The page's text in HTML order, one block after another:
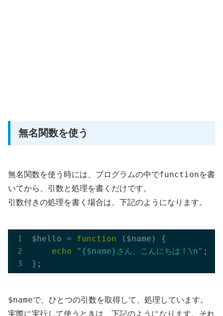
無名関数を使う
無名関数を使う時には、プログラムの中でfunctionを書
いてから、引数と処理を書くだけです。
引数付きの処理を書く場合は、下記のようになります。
$hello = function ($name)
{
echo
"{$name}さん、こんにちは！\n" ;
$nameで、ひとつの引数を取得して、処理しています。
実際に実行して使うときは、下記のようになります。それ